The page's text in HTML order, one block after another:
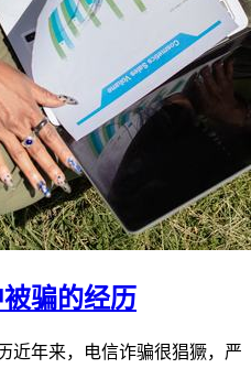
骗的经历
近年来，电信诈骗很猖獗，严